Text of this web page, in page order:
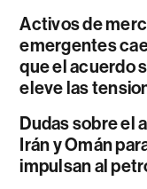
Activos de
emergentes
que el acuerdo
eleve las
Dudas sobre el
Irán y Omán
impulsan al